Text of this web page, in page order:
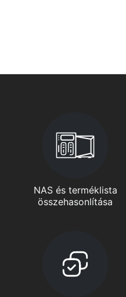
NAS és terméklista
összehasonlítása